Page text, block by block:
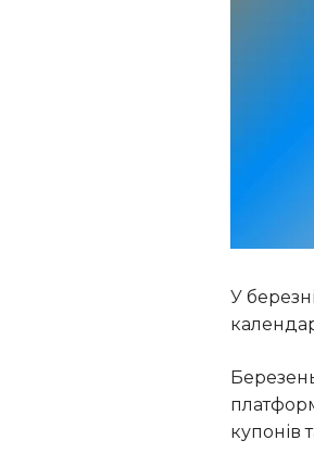
У
купонів